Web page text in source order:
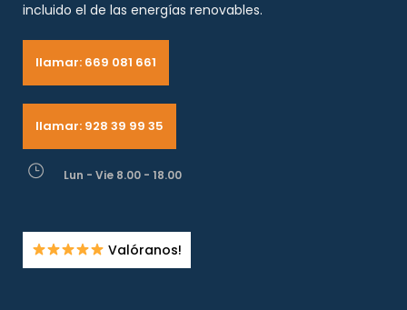
incluido el de las energías renovables.
llamar: 669 081 661
llamar: 928 39 99 35
Lun - Vie 8.00 - 18.00
Valóranos!